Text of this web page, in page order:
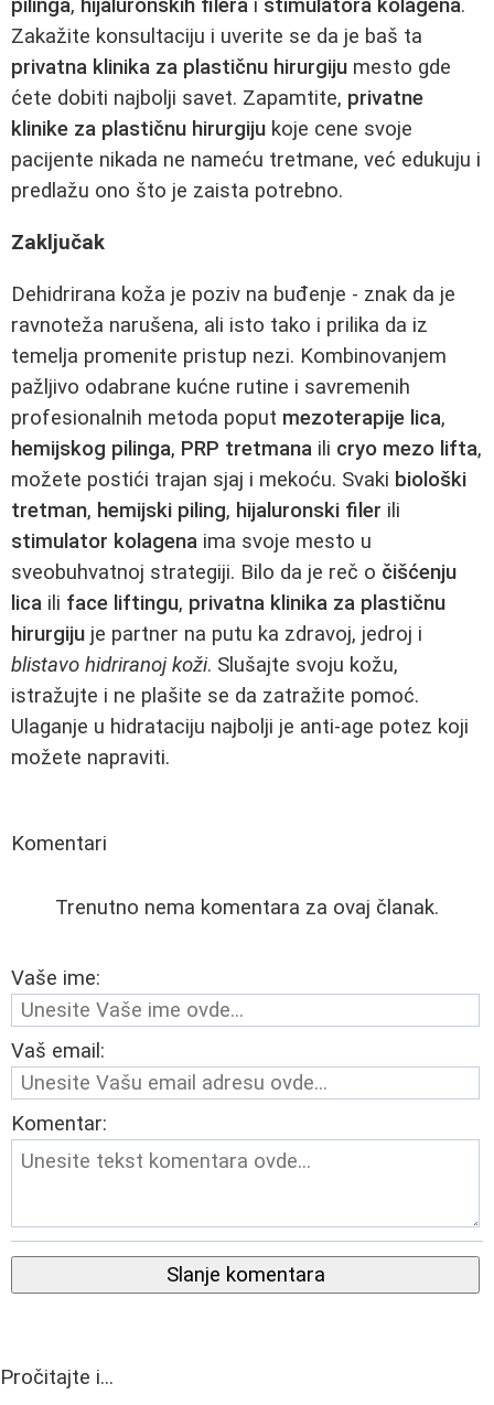
pilinga, hijaluronskih filera i stimulatora kolagena.
Zakažite konsultaciju i uverite se da je baš ta
privatna klinika za plastičnu hirurgiju mesto gde
ćete dobiti najbolji savet. Zapamtite, privatne
klinike za plastičnu hirurgiju koje cene svoje
pacijente nikada ne nameću tretmane, već edukuju i
predlažu ono što je zaista potrebno.
Zaključak
Dehidrirana koža je poziv na buđenje - znak da je
ravnoteža narušena, ali isto tako i prilika da iz
temelja promenite pristup nezi. Kombinovanjem
pažljivo odabrane kućne rutine i savremenih
profesionalnih metoda poput mezoterapije lica,
hemijskog pilinga, PRP tretmana ili cryo mezo lifta,
možete postići trajan sjaj i mekoću. Svaki biološki
tretman, hemijski piling, hijaluronski filer ili
stimulator kolagena ima svoje mesto u
sveobuhvatnoj strategiji. Bilo da je reč o čišćenju
lica ili face liftingu, privatna klinika za plastičnu
hirurgiju je partner na putu ka zdravoj, jedroj i
blistavo hidriranoj koži. Slušajte svoju kožu,
istražujte i ne plašite se da zatražite pomoć.
Ulaganje u hidrataciju najbolji je anti‑age potez koji
možete napraviti.
Komentari
Trenutno nema komentara za ovaj članak.
Vaše ime:
Vaš email:
Komentar:
Slanje komentara
Pročitajte i...